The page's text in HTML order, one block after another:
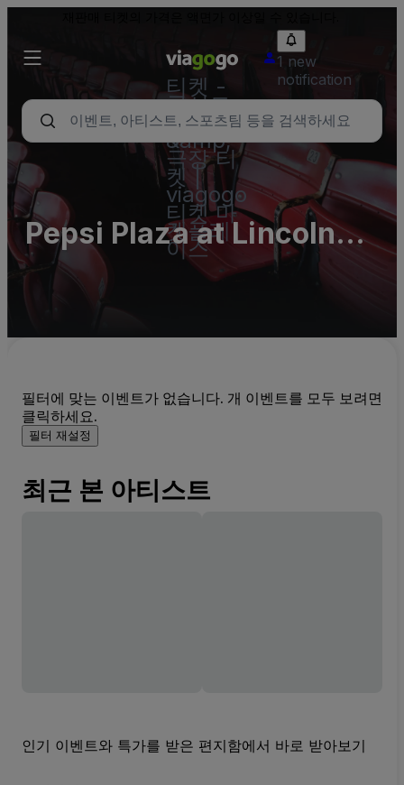
티켓 -
콘서트,
스포츠
&amp;
극장 티
켓 |
viagogo
티켓 마
켓플레
이스
1 new
notification
Pepsi Plaza at Lincoln
Financial Field Parking
필터에 맞는 이벤트가 없습니다. 개 이벤트를 모두 보려면
클릭하세요.
필터 재설정
최근 본 아티스트
인기 이벤트와 특가를 받은 편지함에서 바로 받아보기